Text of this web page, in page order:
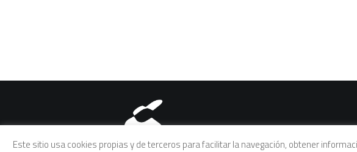
Aviso legal|Política de privacidad|Política de
Este sitio usa cookies propias y de terceros para facilitar la navegación, obtener